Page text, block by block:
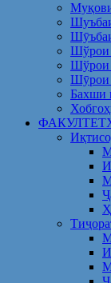
Шўрои
Шўрои
Шӯрои
Бахши